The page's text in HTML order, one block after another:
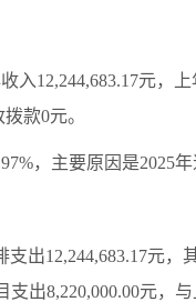
入12,244,683.17元
款0元。
，主要原因是2025
出12,244,683.17元
出8,220,000.00元，